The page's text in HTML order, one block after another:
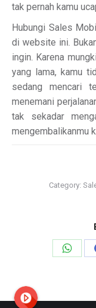
tak pernah kamu
Hubungi Sales
di website ini.
ingin. Karena
yang lama, kamu
sedang mencari
menemani
tak sekadar
mengembalikanmu
Category:
Share